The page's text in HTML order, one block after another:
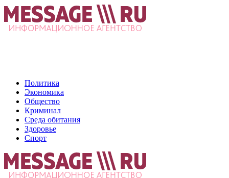
Политика
Экономика
Общество
Криминал
Среда обитания
Здоровье
Спорт